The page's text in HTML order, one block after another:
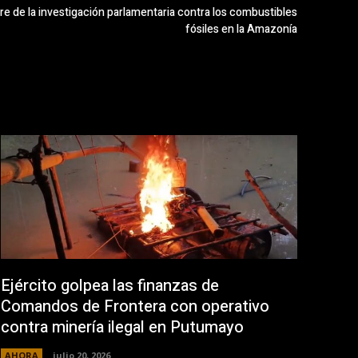
de la investigación parlamentaria contra los combustibles
fósiles en la Amazonía
Ejército golpea las finanzas de
Comandos de Frontera con operativo
contra minería ilegal en Putumayo
AHORA julio 20, 2026